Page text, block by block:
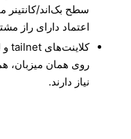
سطح بک‌اند/کانتینر
اعتماد دارای راز
روی همان میزبان،
نیاز دارند.